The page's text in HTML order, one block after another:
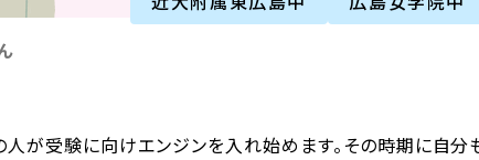
人が受験に向けエンジンを入れ始めます。その時期に自